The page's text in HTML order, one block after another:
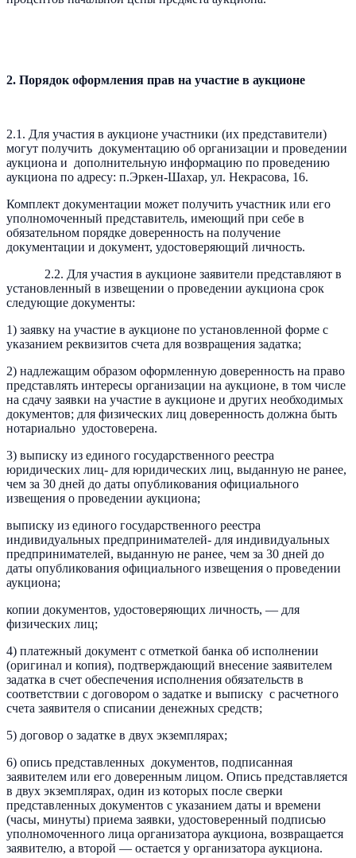
2. Порядок оформления прав на участие в аукционе
2.1. Для участия в аукционе участники (их представители)
могут получить документацию об организации и проведении
аукциона и дополнительную информацию по проведению
аукциона по адресу: п.Эркен-Шахар, ул. Некрасова, 16.
Комплект документации может получить участник или его
уполномоченный представитель, имеющий при себе в
обязательном порядке доверенность на получение
документации и документ, удостоверяющий личность.
2.2. Для участия в аукционе заявители представляют в
установленный в извещении о проведении аукциона срок
следующие документы:
1) заявку на участие в аукционе по установленной форме с
указанием реквизитов счета для возвращения задатка;
2) надлежащим образом оформленную доверенность на право
представлять интересы организации на аукционе, в том числе
на сдачу заявки на участие в аукционе и других необходимых
документов; для физических лиц доверенность должна быть
нотариально удостоверена.
3) выписку из единого государственного реестра
юридических лиц- для юридических лиц, выданную не ранее,
чем за 30 дней до даты опубликования официального
извещения о проведении аукциона;
выписку из единого государственного реестра
индивидуальных предпринимателей- для индивидуальных
предпринимателей, выданную не ранее, чем за 30 дней до
даты опубликования официального извещения о проведении
аукциона;
копии документов, удостоверяющих личность, — для
физических лиц;
4) платежный документ с отметкой банка об исполнении
(оригинал и копия), подтверждающий внесение заявителем
задатка в счет обеспечения исполнения обязательств в
соответствии с договором о задатке и выписку с расчетного
счета заявителя о списании денежных средств;
5) договор о задатке в двух экземплярах;
6) опись представленных документов, подписанная
заявителем или его доверенным лицом. Опись представляется
в двух экземплярах, один из которых после сверки
представленных документов с указанием даты и времени
(часы, минуты) приема заявки, удостоверенный подписью
уполномоченного лица организатора аукциона, возвращается
заявителю, а второй — остается у организатора аукциона.